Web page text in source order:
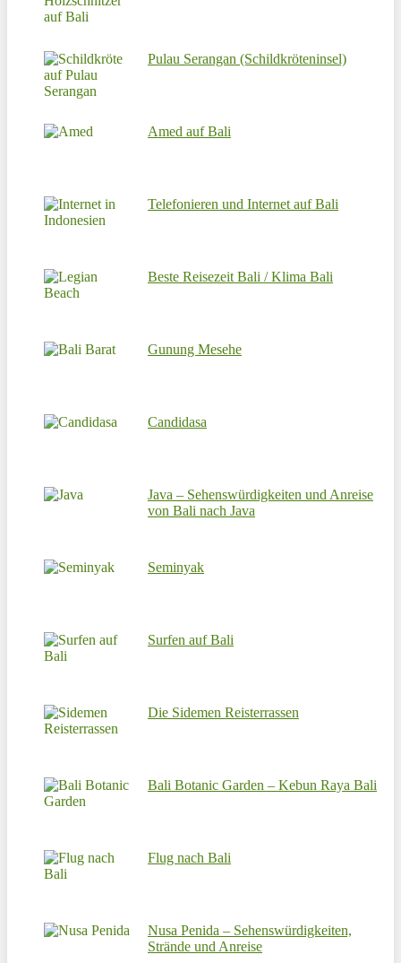
Pulau Serangan (Schildkröteninsel)
Amed auf Bali
Telefonieren und Internet auf Bali
Beste Reisezeit Bali / Klima Bali
Gunung Mesehe
Candidasa
Java – Sehenswürdigkeiten und Anreise
von Bali nach Java
Seminyak
Surfen auf Bali
Die Sidemen Reisterrassen
Bali Botanic Garden – Kebun Raya Bali
Flug nach Bali
Nusa Penida – Sehenswürdigkeiten,
Strände und Anreise